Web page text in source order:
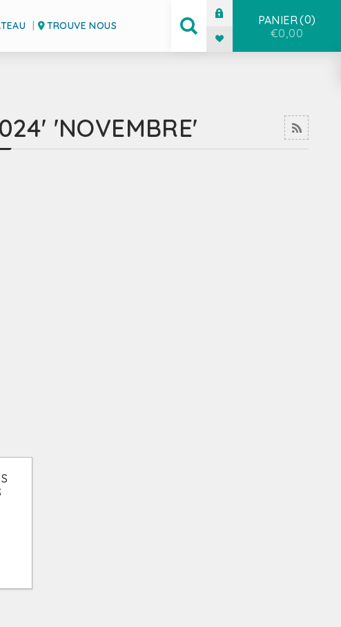
TROUVE NOUS PANIER 0
€0,00
'NOVEMBRE'